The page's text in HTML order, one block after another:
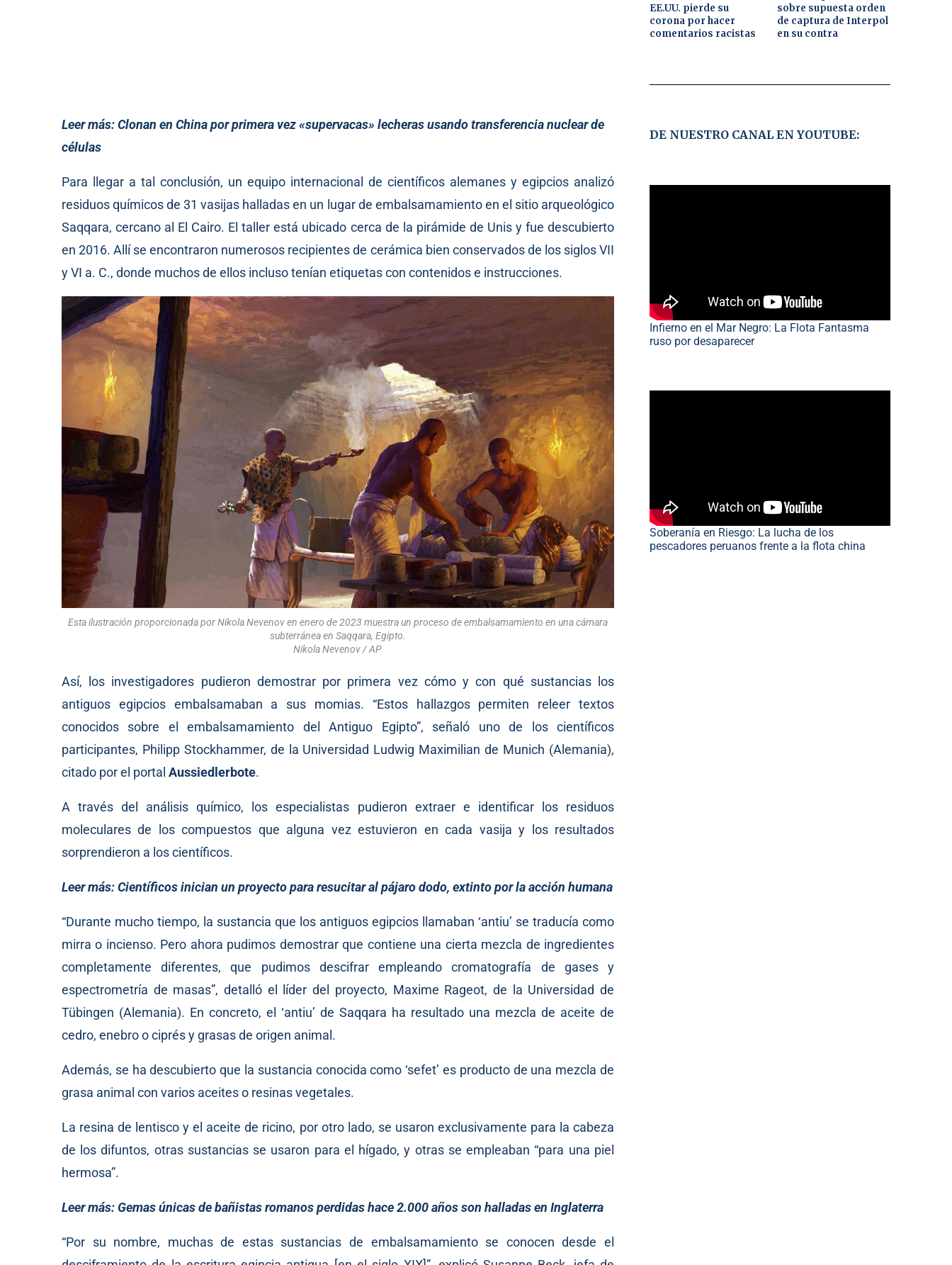
Leer más:Clonan en China por primera vez «supervacas» lecheras usando transferencia nuclear de
células
Para llegar a tal conclusión, un equipo internacional de científicos alemanes y egipcios analizó
residuos químicos de 31 vasijas halladas en un lugar de embalsamamiento en el sitio arqueológico
Saqqara, cercano al El Cairo. El taller está ubicado cerca de la pirámide de Unis y fue descubierto
en 2016. Allí se encontraron numerosos recipientes de cerámica bien conservados de los siglos VII
y VI a. C., donde muchos de ellos incluso tenían etiquetas con contenidos e instrucciones.
Esta ilustración proporcionada por Nikola Nevenov en enero de 2023 muestra un proceso de embalsamamiento en una cámara
subterránea en Saqqara, Egipto.
Nikola Nevenov / AP
Así, los investigadores pudieron demostrar por primera vez cómo y con qué sustancias los
antiguos egipcios embalsamaban a sus momias. “Estos hallazgos permiten releer textos
conocidos sobre el embalsamamiento del Antiguo Egipto”, señaló uno de los científicos
participantes, Philipp Stockhammer, de la Universidad Ludwig Maximilian de Munich (Alemania),
citado por el portal Aussiedlerbote.
A través del análisis químico, los especialistas pudieron extraer e identificar los residuos
moleculares de los compuestos que alguna vez estuvieron en cada vasija y los resultados
sorprendieron a los científicos.
Leer más:Científicos inician un proyecto para resucitar al pájaro dodo, extinto por la acción humana
“Durante mucho tiempo, la sustancia que los antiguos egipcios llamaban ‘antiu’ se traducía como
mirra o incienso. Pero ahora pudimos demostrar que contiene una cierta mezcla de ingredientes
completamente diferentes, que pudimos descifrar empleando cromatografía de gases y
espectrometría de masas”, detalló el líder del proyecto, Maxime Rageot, de la Universidad de
Tübingen (Alemania). En concreto, el ‘antiu’ de Saqqara ha resultado una mezcla de aceite de
cedro, enebro o ciprés y grasas de origen animal.
Además, se ha descubierto que la sustancia conocida como ‘sefet’ es producto de una mezcla de
grasa animal con varios aceites o resinas vegetales.
La resina de lentisco y el aceite de ricino, por otro lado, se usaron exclusivamente para la cabeza
de los difuntos, otras sustancias se usaron para el hígado, y otras se empleaban “para una piel
hermosa”.
Leer más: Gemas únicas de bañistas romanos perdidas hace 2.000 años son halladas en Inglaterra
“Por su nombre, muchas de estas sustancias de embalsamamiento se conocen desde el
EE.UU. pierde su
corona por hacer
comentarios racistas
sobre supuesta orden
de captura de Interpol
en su contra
DE NUESTRO CANAL EN YOUTUBE:
Infierno en el Mar Negro: La Flota Fantasma
ruso por desaparecer
Soberanía en Riesgo: La lucha de los
pescadores peruanos frente a la flota china